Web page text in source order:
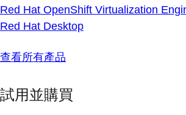
Red Hat OpenShift Virtualization
Red Hat Desktop
查看所有產品
試用並購買